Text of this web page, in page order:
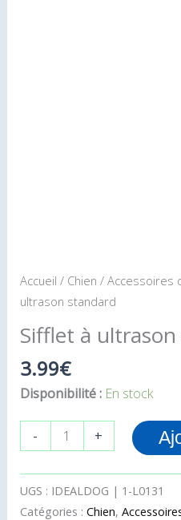
Accueil / Chien / Accessoires
ultrason standard
Sifflet à
3.99€
Disponibilité : En stock
- +
UGS : IDEALDOG | 1-L0131
Catégories : Chien,